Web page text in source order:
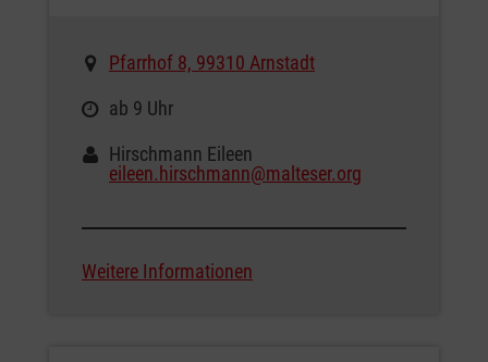
Pfarrhof 8, 99310 Arnstadt
ab 9 Uhr
Hirschmann Eileen
eileen.hirschmann@malteser.org
Weitere Informationen